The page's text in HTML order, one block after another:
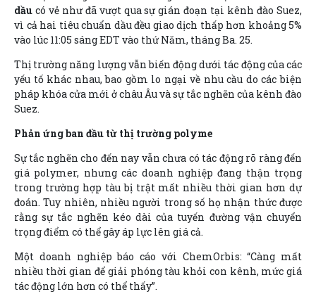
dầu có vẻ như đã vượt qua sự gián đoạn tại kênh đào Suez,
vì cả hai tiêu chuẩn dầu đều giao dịch thấp hơn khoảng 5%
vào lúc 11:05 sáng EDT vào thứ Năm, tháng Ba. 25.
Thị trường năng lượng vẫn biến động dưới tác động của các
yếu tố khác nhau, bao gồm lo ngại về nhu cầu do các biện
pháp khóa cửa mới ở châu Âu và sự tắc nghẽn của kênh đào
Suez.
Phản ứng ban đầu từ thị trường polyme
Sự tắc nghẽn cho đến nay vẫn chưa có tác động rõ ràng đến
giá polymer, nhưng các doanh nghiệp đang thận trọng
trong trường hợp tàu bị trật mất nhiều thời gian hơn dự
đoán. Tuy nhiên, nhiều người trong số họ nhận thức được
rằng sự tắc nghẽn kéo dài của tuyến đường vận chuyển
trọng điểm có thể gây áp lực lên giá cả.
Một doanh nghiệp báo cáo với ChemOrbis: “Càng mất
nhiều thời gian để giải phóng tàu khỏi con kênh, mức giá
tác động lớn hơn có thể thấy”.